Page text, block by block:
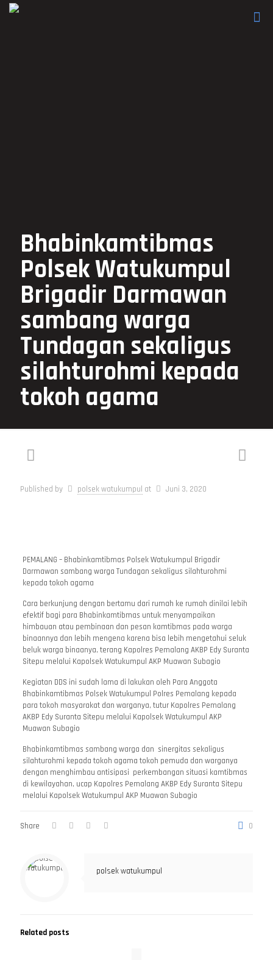
Bhabinkamtibmas
Polsek Watukumpul
Brigadir Darmawan
sambang warga
Tundagan sekaligus
silahturohmi kepada
tokoh agama
Published by polsek watukumpul at Juni 3, 2020
PEMALANG – Bhabinkamtibmas Polsek Watukumpul Brigadir
Darmawan sambang warga Tundagan sekaligus silahturohmi
kepada tokoh agama
Cara berkunjung dengan bertamu dari rumah ke rumah dinilai lebih
efektif bagi para Bhabinkamtibmas untuk menyampaikan
himbauan atau pembinaan dan pesan kamtibmas pada warga
binaannya dan lebih mengena karena bisa lebih mengetahui seluk
beluk warga binaanya, terang Kapolres Pemalang AKBP Edy Suranta
Sitepu melalui Kapolsek Watukumpul AKP Muawan Subagio
Kegiatan DDS ini sudah lama di lakukan oleh Para Anggota
Bhabinkamtibmas Polsek Watukumpul Polres Pemalang kepada
para tokoh masyarakat dan warganya, tutur Kapolres Pemalang
AKBP Edy Suranta Sitepu melalui Kapolsek Watukumpul AKP
Muawan Subagio
Bhabinkamtibmas sambang warga dan sinergitas sekaligus
silahturohmi kepada tokoh agama tokoh pemuda dan warganya
dengan menghimbau antisipasi perkembangan situasi kamtibmas
di kewilayahan, ucap Kapolres Pemalang AKBP Edy Suranta Sitepu
melalui Kapolsek Watukumpul AKP Muawan Subagio
Share 0
polsek watukumpul
Related posts